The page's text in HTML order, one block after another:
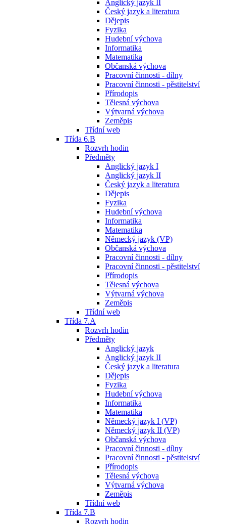
Anglický jazyk II
Český jazyk a literatura
Dějepis
Fyzika
Hudební výchova
Informatika
Matematika
Občanská výchova
Pracovní činnosti - dílny
Pracovní činnosti - pěstitelství
Přírodopis
Tělesná výchova
Výtvarná výchova
Zeměpis
Třídní web
Třída 6.B
Rozvrh hodin
Předměty
Anglický jazyk I
Anglický jazyk II
Český jazyk a literatura
Dějepis
Fyzika
Hudební výchova
Informatika
Matematika
Německý jazyk (VP)
Občanská výchova
Pracovní činnosti - dílny
Pracovní činnosti - pěstitelství
Přírodopis
Tělesná výchova
Výtvarná výchova
Zeměpis
Třídní web
Třída 7.A
Rozvrh hodin
Předměty
Anglický jazyk
Anglický jazyk II
Český jazyk a literatura
Dějepis
Fyzika
Hudební výchova
Informatika
Matematika
Německý jazyk I (VP)
Německý jazyk II (VP)
Občanská výchova
Pracovní činnosti - dílny
Pracovní činnosti - pěstitelství
Přírodopis
Tělesná výchova
Výtvarná výchova
Zeměpis
Třídní web
Třída 7.B
Rozvrh hodin